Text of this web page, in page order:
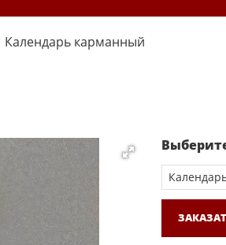
Календарь карманный